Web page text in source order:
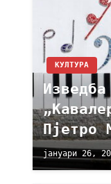
КУЛТУРА
Пјетро
јануари 26,